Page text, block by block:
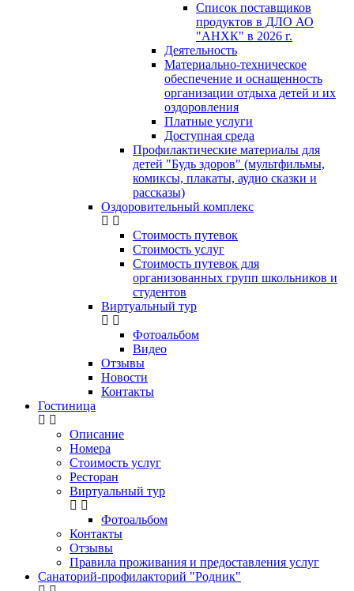
Список поставщиков
продуктов в ДЛО АО
"АНХК" в 2026 г.
Деятельность
Материально-техническое
обеспечение и оснащенность
организации отдыха детей и их
оздоровления
Платные услуги
Доступная среда
Профилактические материалы для
детей "Будь здоров" (мультфильмы,
комиксы, плакаты, аудио сказки и
рассказы)
Оздоровительный комплекс
Стоимость путевок
Стоимость услуг
Стоимость путевок для
организованных групп школьников и
студентов
Виртуальный тур
Фотоальбом
Видео
Отзывы
Новости
Контакты
Гостиница
Описание
Номера
Стоимость услуг
Ресторан
Виртуальный тур
Фотоальбом
Контакты
Отзывы
Правила проживания и предоставления услуг
Санаторий-профилакторий "Родник"